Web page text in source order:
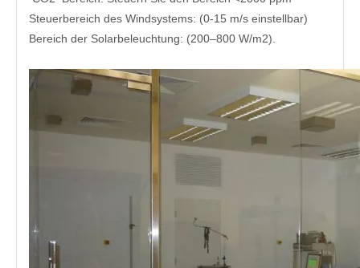
Steuerbereich des Windsystems: (0-15 m/s einstellbar)
Bereich der Solarbeleuchtung: (200–800 W/m2).